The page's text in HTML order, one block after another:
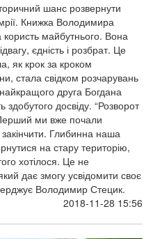
шанс розвернути
Книжка Володимира
користь майбутнього. Вона
єдність і розбрат. Це
як крок за кроком
стала свідком розчарувань
друга Богдана
здобутого досвіду. “Розворот
ми вже почали
Глибинна наша
на стару територію,
хотілося. Це не
дає змогу усвідомити своє
Володимир Стецик.
2018-11-28 15:56